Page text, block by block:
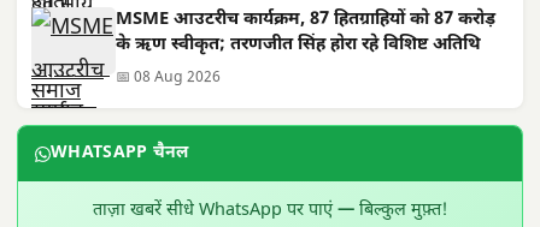
MSME आउटरीच कार्यक्रम, 87 हितग्राहियों को 87 करोड़
के ऋण स्वीकृत; तरणजीत सिंह होरा रहे विशिष्ट अतिथि
📅 08 Aug 2026
WHATSAPP चैनल
ताज़ा खबरें सीधे WhatsApp पर पाएं — बिल्कुल मुफ़्त!